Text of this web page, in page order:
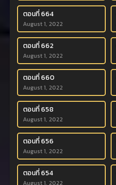
ตอนที่ 664
August 1, 2022
ตอนที่ 662
August 1, 2022
ตอนที่ 660
August 1, 2022
ตอนที่ 658
August 1, 2022
ตอนที่ 656
August 1, 2022
ตอนที่ 654
August 1, 2022